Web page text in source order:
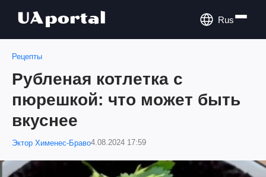
Rus
Рецепты
Рубленая котлетка с
пюрешкой: что может быть
вкуснее
Эктор Хименес-Браво4.08.2024 17:59